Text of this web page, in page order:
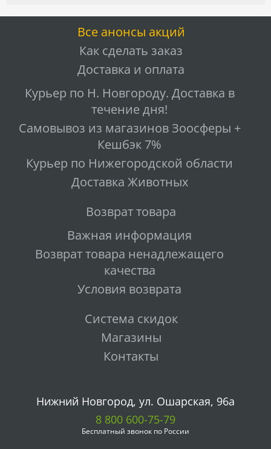
Все анонсы акций
Как сделать заказ
Доставка и оплата
Курьер по Н. Новгороду. Доставка в
течение дня!
Самовывоз из магазинов Зоосферы +
Кешбэк 7%
Курьер по Нижегородской области
Доставка Животных
Возврат товара
Важная информация
Возврат товара ненадлежащего
качества
Условия возврата
Система скидок
Магазины
Контакты
Нижний Новгород, ул. Ошарская, 96а
8 800 600-75-79
Бесплатный звонок по России